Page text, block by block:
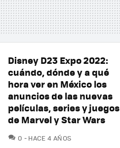
Disney D23 Expo 2022:
cuándo, dónde y a qué
hora ver en México los
anuncios de las nuevas
películas, series y juegos
de Marvel y Star Wars
0 COMENTARIOS
HACE 4 AÑOS